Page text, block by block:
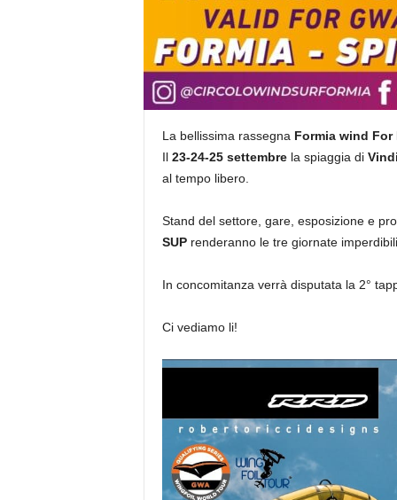
La bellissima rassegna Formia wind For
Il 23-24-25 settembrela spiaggia di
al tempo libero.
Stand del settore, gare, esposizione e
SUPrenderanno le tre giornate
In concomitanza verrà disputata la 2°
Ci vediamo li!